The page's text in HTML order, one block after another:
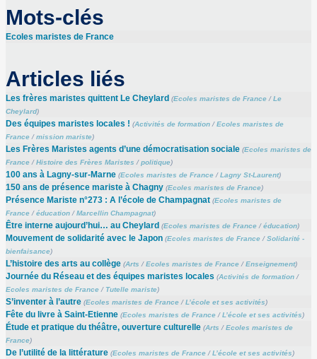
Mots-clés
Ecoles maristes de France
Articles liés
Les frères maristes quittent Le Cheylard (Ecoles maristes de France/Le
Cheylard)
Des équipes maristes locales ! (Activités de formation/Ecoles maristes de
France/mission mariste)
Les Frères Maristes agents d’une démocratisation sociale (Ecoles maristes de
France/Histoire des Frères Maristes /politique)
100 ans à Lagny-sur-Marne (Ecoles maristes de France/Lagny St-Laurent)
150 ans de présence mariste à Chagny (Ecoles maristes de France)
Présence Mariste n°273 : A l’école de Champagnat (Ecoles maristes de
France/éducation/Marcellin Champagnat)
Être interne aujourd’hui… au Cheylard (Ecoles maristes de France/éducation)
Mouvement de solidarité avec le Japon (Ecoles maristes de France/Solidarité -
bienfaisance)
L’histoire des arts au collège (Arts /Ecoles maristes de France/Enseignement)
Journée du Réseau et des équipes maristes locales (Activités de formation/
Ecoles maristes de France/ Tutelle mariste)
S’inventer à l’autre (Ecoles maristes de France/L’école et ses activités)
Fête du livre à Saint-Etienne (Ecoles maristes de France/L’école et ses activités)
Étude et pratique du théâtre, ouverture culturelle (Arts /Ecoles maristes de
France)
De l’utilité de la littérature (Ecoles maristes de France/L’école et ses activités)